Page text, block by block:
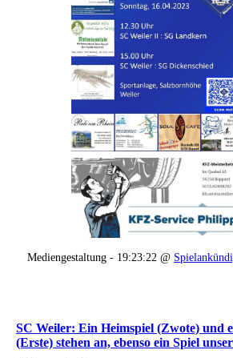
Mediengestaltung - 19:23:22 @
SC Weiler: Ein Heimspiel (Zwote) und
(Erste) stehen an, ebenso ein Spiel